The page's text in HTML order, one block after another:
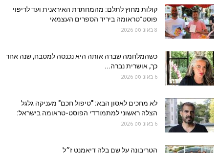
קולות מחוץ לתלם: מהמחתרת האיראנית ועד לריפוי
פוסט־טראומה ביריד הספרים העצמאי
8 באוגוסט 2026
כשהמלחמה שברה אותה היא נכנסה למטבח, שנה אחר
כך, אושרית נברה...
6 באוגוסט 2026
לא מחכים לאסון הבא: "טיפול חכם" מעניקה גלגל
הצלה ראשוני למתמודדי הפוסט-טראומה בישראל:
6 באוגוסט 2026
הטריבונה על שם בלה דיאמנט ז״ל